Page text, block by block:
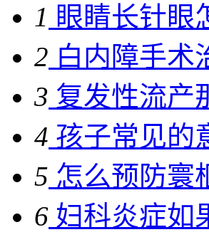
1 眼睛长针眼
2 白内障手术
3 复发性流产
4 孩子常见的
5 怎么预防寰
6 妇科炎症如